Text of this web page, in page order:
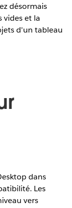
désormais
vides et la
d'un tableau
dans
Les
vers